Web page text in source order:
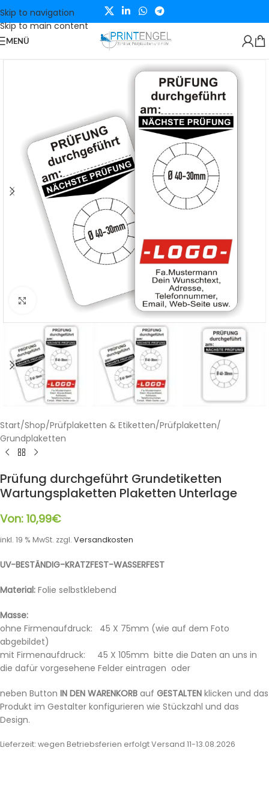
Skip to navigation
Skip to main content
MENÜ
Klicken zum Vergrößern
Start/Shop/Prüfplaketten & Etiketten/Prüfplaketten/
Grundplaketten
Prüfung durchgeführt Grundetiketten
Wartungsplaketten Plaketten Unterlage
Von: 10,99€
inkl. 19 % MwSt. zzgl. Versandkosten
UV-BESTÄNDIG-KRATZFEST-WASSERFEST
Material: Folie selbstklebend
Masse:
ohne Firmenaufdruck: 45 X 75mm (wie auf dem Foto
abgebildet)
mit Firmenaufdruck: 45 X 105mm bitte die Daten an uns in
die dafür vorgesehene Felder eintragen oder
neben Button IN DEN WARENKORB auf GESTALTEN klicken und das
Produkt im Gestalter konfigurieren wie Stückzahl und das
Design.
Lieferzeit: wegen Betriebsferien erfolgt Versand 11-13.08.2026